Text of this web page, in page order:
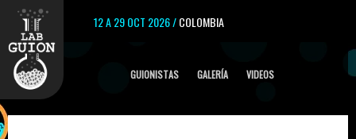
12 A 29 OCT 2026 /COLOMBIA
GUIONISTAS GALERÍA VIDEOS